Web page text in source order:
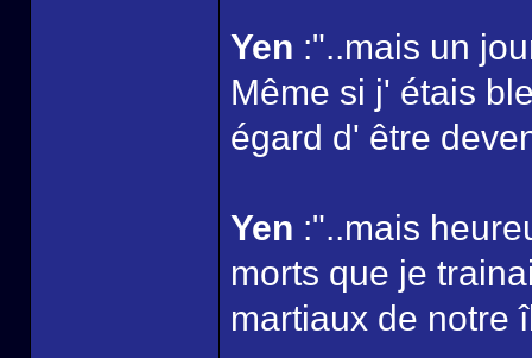
Yen :"..mais un
Même si j' étais
égard d' être
Yen :"..mais
morts que je
martiaux de notre